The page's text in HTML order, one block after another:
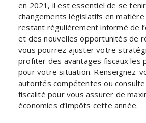
en 2021, il est essentiel de se
changements législatifs en matière
restant régulièrement informé de
et des nouvelles opportunités de
vous pourrez ajuster votre
profiter des avantages fiscaux les
pour votre situation. Renseignez-
autorités compétentes ou
fiscalité pour vous assurer de
économies d’impôts cette année.